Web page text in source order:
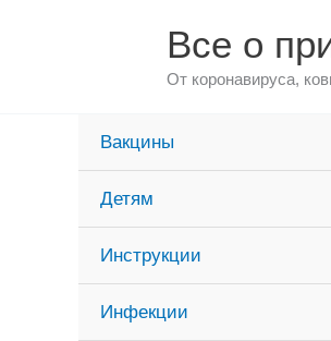
Все о
От коронавируса,
Вакцины
Детям
Инструкции
Инфекции